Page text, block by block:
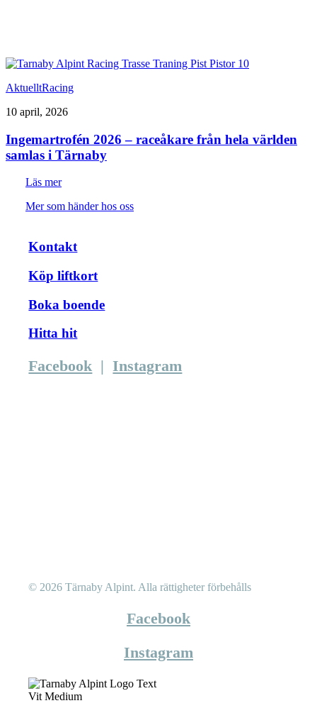
AktuelltRacing
10 april, 2026
Ingemartrofén 2026 – raceåkare från hela världen
samlas i Tärnaby
Läs mer
Mer som händer hos oss
Kontakt
Köp liftkort
Boka boende
Hitta hit
Facebook |Instagram
© 2026 Tärnaby Alpint. Alla rättigheter förbehålls
Facebook
Instagram